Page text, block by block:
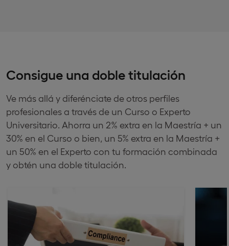
Consigue una doble titulación
Ve más allá y diferénciate de otros perfiles
profesionales a través de un Curso o Experto
Universitario. Ahorra un 2% extra en la Maestría + un
30% en el Curso o bien, un 5% extra en la Maestría +
un 50% en el Experto con tu formación combinada
y obtén una doble titulación.